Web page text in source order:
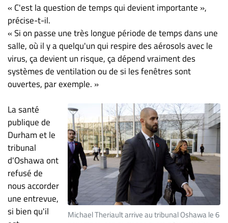
« C'est la question de temps qui devient importante »,
précise-t-il.
« Si on passe une très longue période de temps dans une
salle, où il y a quelqu'un qui respire des aérosols avec le
virus, ça devient un risque, ça dépend vraiment des
systèmes de ventilation ou de si les fenêtres sont
ouvertes, par exemple. »
Michael Theriault arrive au tribunal Oshawa le 6
La santé
publique de
Durham et le
tribunal
d'Oshawa ont
refusé de
nous accorder
une entrevue,
si bien qu'il